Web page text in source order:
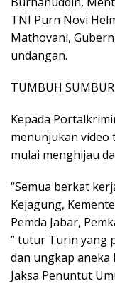
TNI Purn Novi
Mathovani,
undangan.
TUMBUH SUMBUR
Kepada
menunjukan video
mulai menghijau
“Semua berkat
Kejagung,
Pemda Jabar,
” tutur Turin yang
dan ungkap aneka
Jaksa Penuntut